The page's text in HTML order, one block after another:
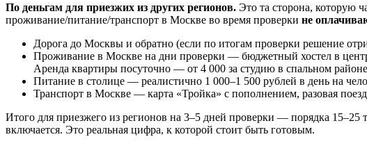
По деньгам для приезжих из других регионов. Это та сторона, которую
проживание/питание/транспорт в Москве во время проверки не
Дорога до Москвы и обратно (если по итогам проверки решение
Проживание в Москве на дни проверки — бюджетный хостел в
Аренда квартиры посуточно — от 4 000 за студию в спальном
Питание в столице — реалистично 1 000–1 500 рублей в день на
Транспорт в Москве — карта «Тройка» с пополнением, разовая
Итого для приезжего из регионов на 3–5 дней проверки — порядка 15–25
включается. Это реальная цифра, к которой стоит быть готовым.